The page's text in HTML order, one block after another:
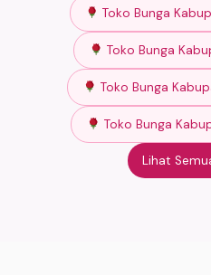
Toko Bunga
Toko Bunga
Toko Bunga
Toko Bunga
Lihat